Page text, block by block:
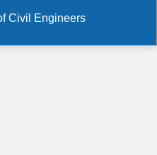
Civil Engineers